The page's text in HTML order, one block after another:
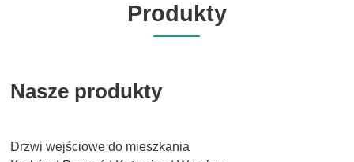
Produkty
Nasze produkty
Drzwi wejściowe do mieszkania